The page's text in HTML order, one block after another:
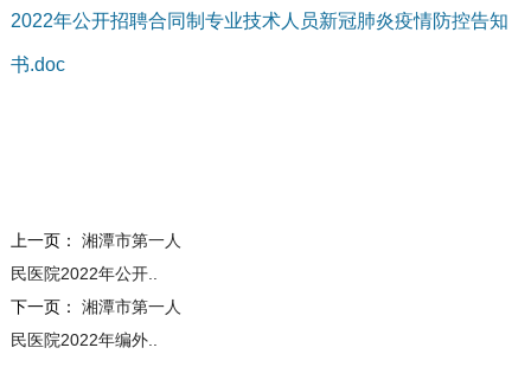
2022年公开招聘合同制专业技术人员新冠肺炎疫情防控告知
书.doc
上一页： 湘潭市第一人
民医院2022年公开..
下一页： 湘潭市第一人
民医院2022年编外..